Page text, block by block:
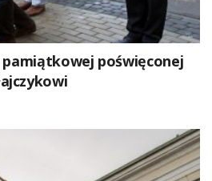
pamiątkowej poświęconej